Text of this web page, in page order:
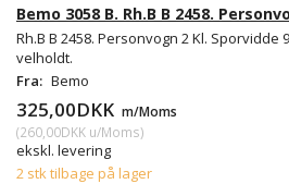
Bemo 3058 B. Rh.B B 2458.
Rh.B B 2458. Personvogn 2 Kl. Sporvidde
velholdt.
Fra: Bemo
325,00DKK m/Moms
(260,00DKK u/Moms)
ekskl. levering
2 stk tilbage på lager